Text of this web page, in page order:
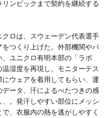
ンピックまで契約を継続する
ロは、スウェーデン代表選手
つくり上げた。外部機関やパ
ユニクロ有明本部の「ラボ
温湿度を再現し、モニターテス
ウェアを着用してもらい、運
ータ、汗によるべたつきの感
。発汗しやすい部位にメッシ
、衣服内の熱を逃がしやすく